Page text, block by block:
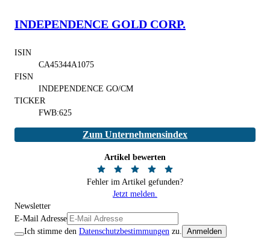
INDEPENDENCE GOLD CORP.
ISIN
CA45344A1075
FISN
INDEPENDENCE GO/CM
TICKER
FWB:625
Zum Unternehmensindex
Artikel bewerten
Fehler im Artikel gefunden?
Jetzt melden.
Newsletter
E-Mail Adresse
Ich stimme den Datenschutzbestimmungen zu. Anmelden